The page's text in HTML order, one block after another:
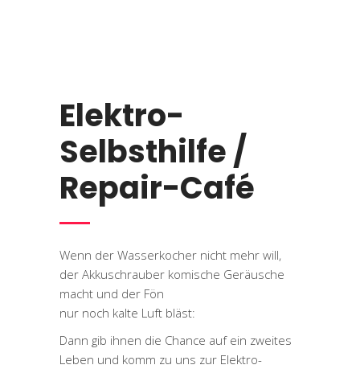
Elektro-
Selbsthilfe /
Repair-Café
Wenn der Wasserkocher nicht mehr will,
der Akkuschrauber komische Geräusche
macht und der Fön
nur noch kalte Luft bläst:
Dann gib ihnen die Chance auf ein zweites
Leben und komm zu uns zur Elektro-